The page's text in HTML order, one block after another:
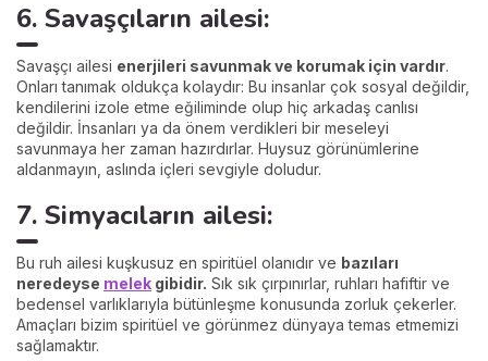
6. Savaşçıların ailesi:
Savaşçı ailesi enerjileri savunmak ve korumak için vardır.
Onları tanımak oldukça kolaydır: Bu insanlar çok sosyal değildir,
kendilerini izole etme eğiliminde olup hiç arkadaş canlısı
değildir. İnsanları ya da önem verdikleri bir meseleyi
savunmaya her zaman hazırdırlar. Huysuz görünümlerine
aldanmayın, aslında içleri sevgiyle doludur.
7. Simyacıların ailesi:
Bu ruh ailesi kuşkusuz en spiritüel olanıdır ve bazıları
neredeyse melek gibidir. Sık sık çırpınırlar, ruhları hafiftir ve
bedensel varlıklarıyla bütünleşme konusunda zorluk çekerler.
Amaçları bizim spiritüel ve görünmez dünyaya temas etmemizi
sağlamaktır.